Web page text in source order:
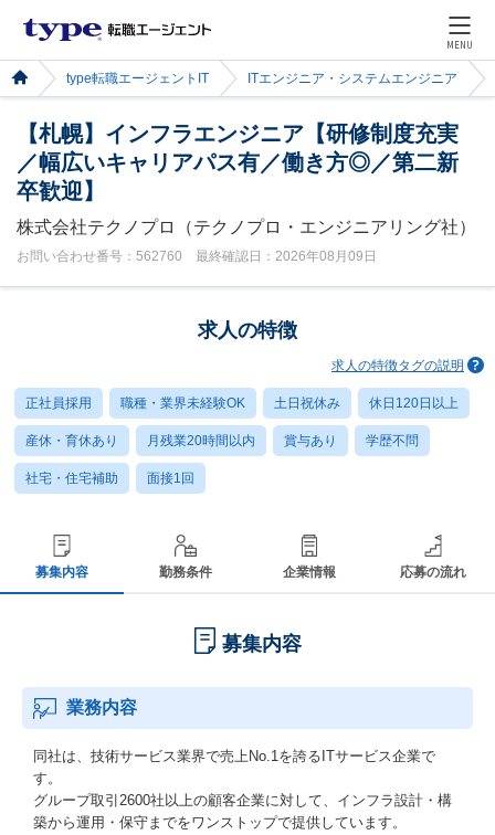
MENU
type転職エージェントIT ITエンジニア・システムエンジニア
【札幌】インフラエンジニア【研修制度充実
／幅広いキャリアパス有／働き方◎／第二新
卒歓迎】
株式会社テクノプロ（テクノプロ・エンジニアリング社）
お問い合わせ番号：562760 最終確認日：2026年08月09日
求人の特徴
求人の特徴タグの説明
正社員採用 職種・業界未経験OK 土日祝休み 休日120日以上
産休・育休あり 月残業20時間以内 賞与あり 学歴不問
社宅・住宅補助 面接1回
募集内容 勤務条件 企業情報 応募の流れ
募集内容
業務内容
同社は、技術サービス業界で売上No.1を誇るITサービス企業で
す。
グループ取引2600社以上の顧客企業に対して、インフラ設計・構
築から運用・保守までをワンストップで提供しています。